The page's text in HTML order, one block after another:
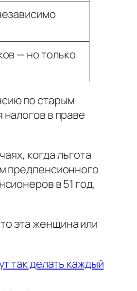
— но только
по старым
в праве
когда льгота
предпенсионного
в 51 год,
эта женщина или
так делать каждый